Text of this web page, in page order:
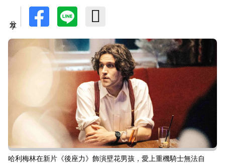
哈利梅林在新片《後座力》飾演壁花男孩，愛上重機騎士無法自